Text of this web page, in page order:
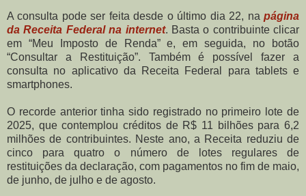
A consulta pode ser feita desde o último dia 22, na página
da Receita Federal na internet. Basta o contribuinte clicar
em “Meu Imposto de Renda” e, em seguida, no botão
“Consultar a Restituição”. Também é possível fazer a
consulta no aplicativo da Receita Federal para tablets e
smartphones.
O recorde anterior tinha sido registrado no primeiro lote de
2025, que contemplou créditos de R$ 11 bilhões para 6,2
milhões de contribuintes. Neste ano, a Receita reduziu de
cinco para quatro o número de lotes regulares de
restituições da declaração, com pagamentos no fim de maio,
de junho, de julho e de agosto.